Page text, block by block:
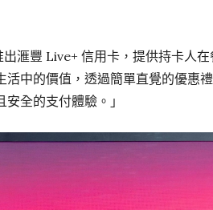
滙豐 Live+ 信用卡，提供持卡人
中的價值，透過簡單直覺的優惠
全的支付體驗。」